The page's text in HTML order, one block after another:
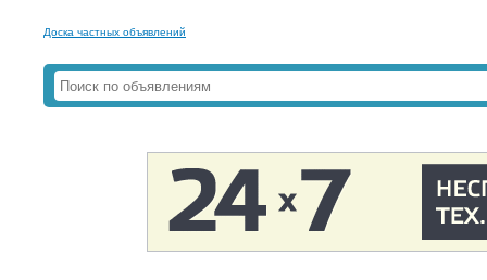
Доска частных объявлений